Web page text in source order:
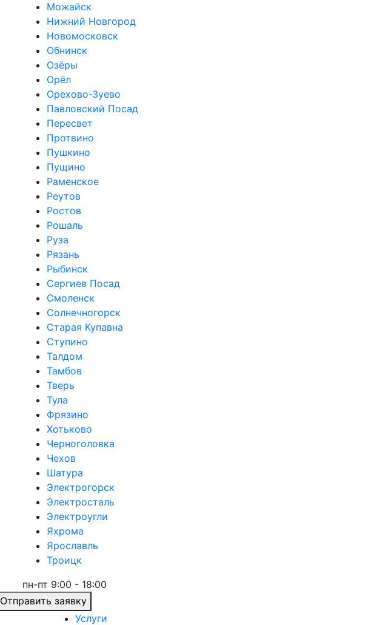
Можайск
Нижний Новгород
Новомосковск
Обнинск
Озёры
Орёл
Орехово-Зуево
Павловский Посад
Пересвет
Протвино
Пушкино
Пущино
Раменское
Реутов
Ростов
Рошаль
Руза
Рязань
Рыбинск
Сергиев Посад
Смоленск
Солнечногорск
Старая Купавна
Ступино
Талдом
Тамбов
Тверь
Тула
Фрязино
Хотьково
Черноголовка
Чехов
Шатура
Электрогорск
Электросталь
Электроугли
Яхрома
Ярославль
Троицк
пн-пт 9:00 - 18:00
Отправить заявку
Услуги